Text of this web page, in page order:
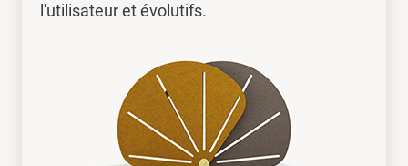
l'utilisateur et évolutifs.